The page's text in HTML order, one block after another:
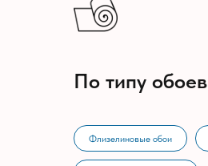
По типу обоев
Флизелиновые обои